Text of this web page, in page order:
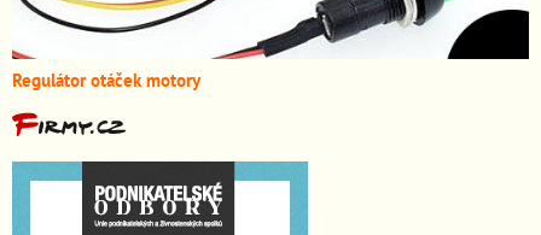
Regulátor otáček motory